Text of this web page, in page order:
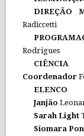
DIREÇÃO
Radiccetti
Rodrigues
Coordenador
ELENCO
Janjão
Sarah Light
Siomara